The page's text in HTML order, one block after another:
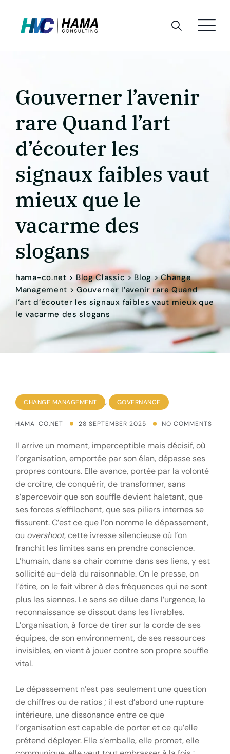
content
Gouverner l’avenir
rare Quand l’art
d’écouter les
signaux faibles vaut
mieux que le
vacarme des
slogans
hama-co.net > Blog Classic> Blog>Change
Management >Gouverner l’avenir rare Quand
l’art d’écouter les signaux faibles vaut mieux que
le vacarme des slogans
CHANGE MANAGEMENT , GOVERNANCE
HAMA-CO.NET 28 SEPTEMBER 2025 NO COMMENTS
Il arrive un moment, imperceptible mais décisif, où
l’organisation, emportée par son élan, dépasse ses
propres contours. Elle avance, portée par la volonté
de croître, de conquérir, de transformer, sans
s’apercevoir que son souffle devient haletant, que
ses forces s’effilochent, que ses piliers internes se
fissurent. C’est ce que l’on nomme le dépassement,
ou overshoot, cette ivresse silencieuse où l’on
franchit les limites sans en prendre conscience.
L’humain, dans sa chair comme dans ses liens, y est
sollicité au-delà du raisonnable. On le presse, on
l’étire, on le fait vibrer à des fréquences qui ne sont
plus les siennes. Le sens se dilue dans l’urgence, la
reconnaissance se dissout dans les livrables.
L’organisation, à force de tirer sur la corde de ses
équipes, de son environnement, de ses ressources
invisibles, en vient à jouer contre son propre souffle
vital.
Le dépassement n’est pas seulement une question
de chiffres ou de ratios ; il est d’abord une rupture
intérieure, une dissonance entre ce que
l’organisation est capable de porter et ce qu’elle
prétend déployer. Elle s’emballe, elle promet, elle